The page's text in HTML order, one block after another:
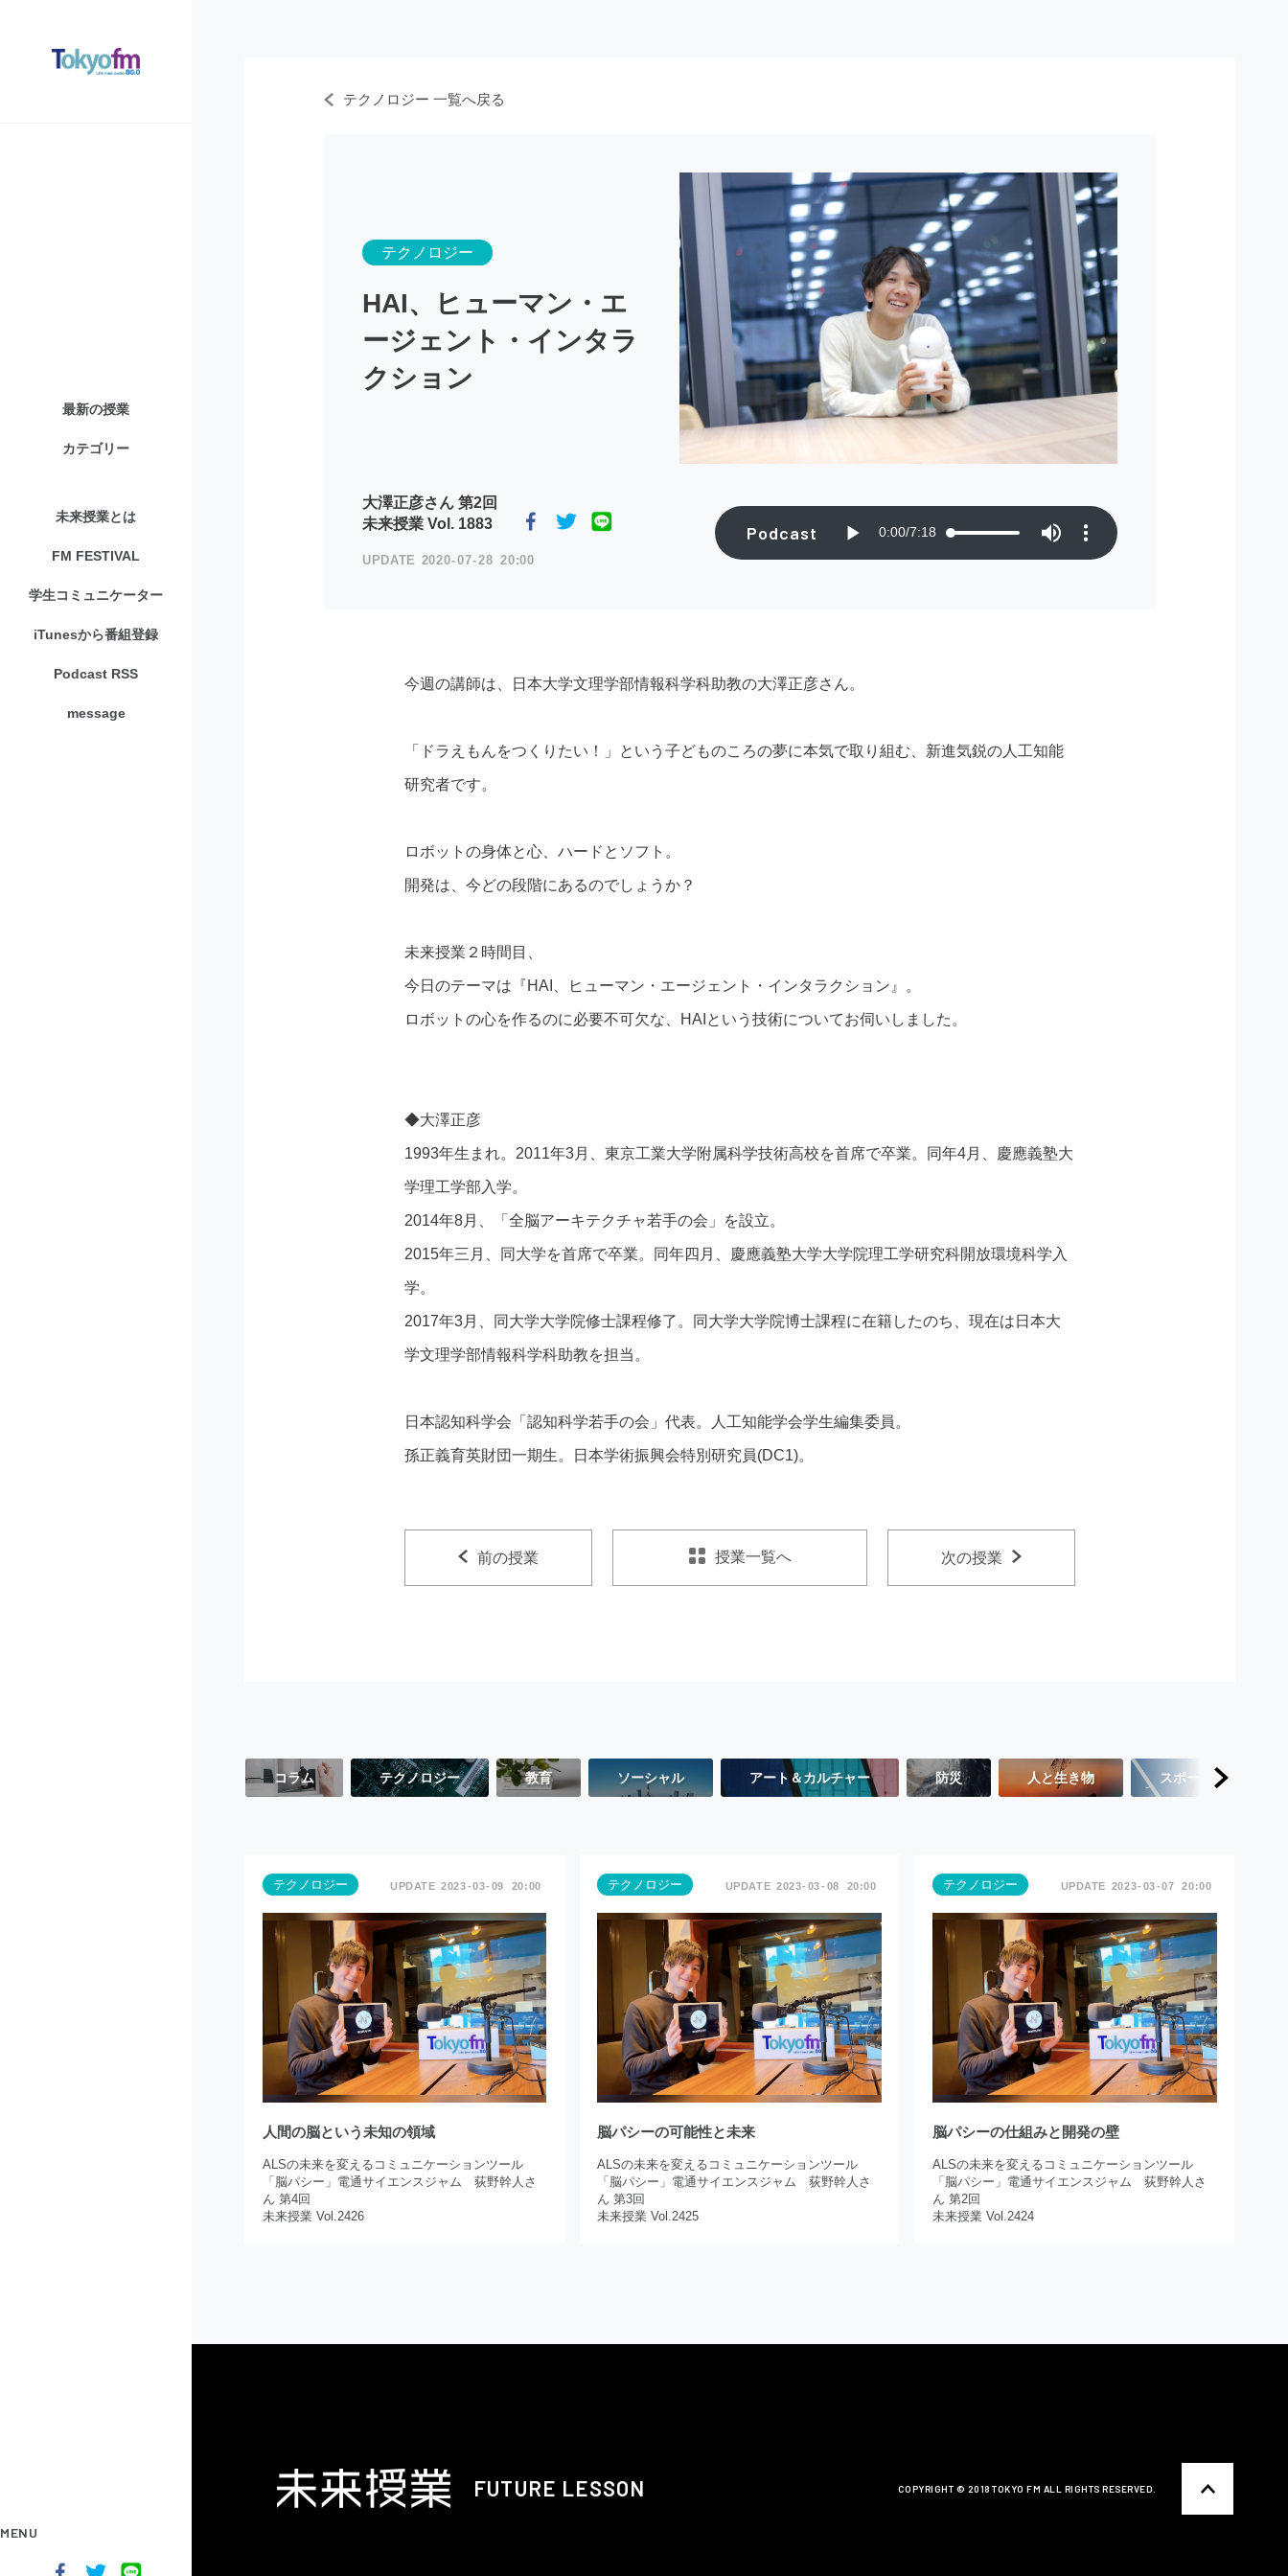
最新の授業
カテゴリー
未来授業とは
FM FESTIVAL
学生コミュニケーター
iTunesから番組登録
Podcast RSS
message
MENU
テクノロジー 一覧へ戻る
テクノロジー
HAI、ヒューマン・エ
ージェント・インタラ
クション
大澤正彦さん 第2回
未来授業 Vol. 1883
2020 07 28 20:00
Podcast 0:00/7:18
今週の講師は、日本大学文理学部情報科学科助教の大澤正彦さん。
「ドラえもんをつくりたい！」という子どものころの夢に本気で取り組む、新進気鋭の人工知能
研究者です。
ロボットの身体と心、ハードとソフト。
開発は、今どの段階にあるのでしょうか？
未来授業２時間目、
今日のテーマは『HAI、ヒューマン・エージェント・インタラクション』。
ロボットの心を作るのに必要不可欠な、HAIという技術についてお伺いしました。
◆大澤正彦
1993年生まれ。2011年3月、東京工業大学附属科学技術高校を首席で卒業。同年4月、慶應義塾大
学理工学部入学。
2014年8月、「全脳アーキテクチャ若手の会」を設立。
2015年三月、同大学を首席で卒業。同年四月、慶應義塾大学大学院理工学研究科開放環境科学入
学。
2017年3月、同大学大学院修士課程修了。同大学大学院博士課程に在籍したのち、現在は日本大
学文理学部情報科学科助教を担当。
日本認知科学会「認知科学若手の会」代表。人工知能学会学生編集委員。
孫正義育英財団一期生。日本学術振興会特別研究員(DC1)。
前の授業 授業一覧へ 次の授業
コラム テクノロジー 教育 ソーシャル アート＆カルチャー 防災 人と生き物 スポーツ
テクノロジー 2023 03 09 20:00
人間の脳という未知の領域
ALSの未来を変えるコミュニケーションツール
「脳パシー」電通サイエンスジャム 荻野幹人さ
ん 第4回
未来授業 Vol.2426
テクノロジー 2023 03 08 20:00
脳パシーの可能性と未来
ALSの未来を変えるコミュニケーションツール
「脳パシー」電通サイエンスジャム 荻野幹人さ
ん 第3回
未来授業 Vol.2425
テクノロジー 2023 03 07 20:00
脳パシーの仕組みと開発の壁
ALSの未来を変えるコミュニケーションツール
「脳パシー」電通サイエンスジャム 荻野幹人さ
ん 第2回
未来授業 Vol.2424
FUTURE LESSON COPYRIGHT ©️ 2018 TOKYO FM ALL RIGHTS RESERVED.